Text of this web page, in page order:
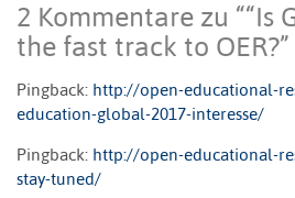
2 Kommentare zu ““Is
the fast track to
Pingback: http://open-educational-
education-global-2017-interesse/
Pingback: http://open-educational-
stay-tuned/